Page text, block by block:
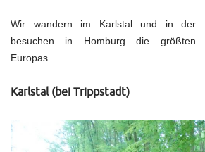
Wir wandern im Karlstal und in der
besuchen in Homburg die größten
Europas.
Karlstal (bei Trippstadt)